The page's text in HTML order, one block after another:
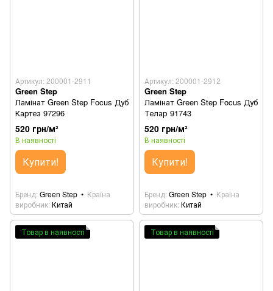
Артикул: 200001-2911
Green Step
Ламінат Green Step Focus Дуб
Картез 97296
520 грн/м²
В наявності
Купити!
Бренд Green Step
Країна
виробник Китай
Артикул: 200001-2912
Green Step
Ламінат Green Step Focus Дуб
Телар 91743
520 грн/м²
В наявності
Купити!
Бренд Green Step
Країна
виробник Китай
Товар в наявності Товар в наявності